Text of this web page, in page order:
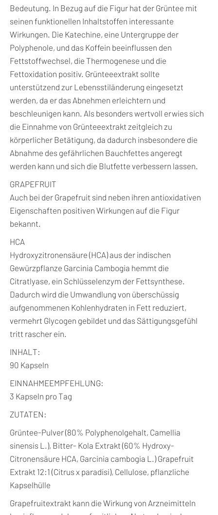
Bedeutung. In Bezug auf die Figur hat der Grüntee mit
seinen funktionellen Inhaltstoffen interessante
Wirkungen. Die Katechine, eine Untergruppe der
Polyphenole, und das Koffein beeinflussen den
Fettstoffwechsel, die Thermogenese und die
Fettoxidation positiv. Grünteeextrakt sollte
unterstützend zur Lebensstiländerung eingesetzt
werden, da er das Abnehmen erleichtern und
beschleunigen kann. Als besonders wertvoll erwies sich
die Einnahme von Grünteeextrakt zeitgleich zu
körperlicher Betätigung, da dadurch insbesondere die
Abnahme des gefährlichen Bauchfettes angeregt
werden kann und sich die Blutfette verbessern lassen.
GRAPEFRUIT
Auch bei der Grapefruit sind neben ihren antioxidativen
Eigenschaften positiven Wirkungen auf die Figur
bekannt.
HCA
Hydroxyzitronensäure (HCA) aus der indischen
Gewürzpflanze Garcinia Cambogia hemmt die
Citratlyase, ein Schlüsselenzym der Fettsynthese.
Dadurch wird die Umwandlung von überschüssig
aufgenommenen Kohlenhydraten in Fett reduziert,
vermehrt Glycogen gebildet und das Sättigungsgefühl
tritt rascher ein.
INHALT:
90 Kapseln
EINNAHMEEMPFEHLUNG:
3 Kapseln pro Tag
ZUTATEN:
Grüntee-Pulver (80% Polyphenolgehalt, Camellia
sinensis L.), Bitter- Kola Extrakt (60% Hydroxy-
Citronensäure HCA, Garcinia cambogia L.) Grapefruit
Extrakt 12:1 (Citrus x paradisi), Cellulose, pflanzliche
Kapselhülle
Grapefruitextrakt kann die Wirkung von Arzneimitteln